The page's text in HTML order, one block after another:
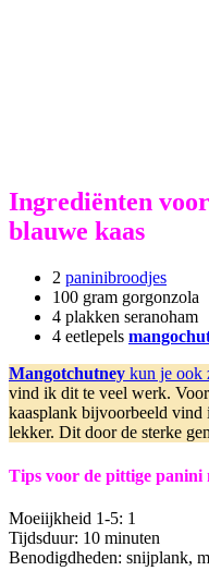
Ingrediënten
blauwe kaas
2 paninibroodjes
100 gram gorgonzola
4 plakken seranoham
4 eetlepels
Mangotchutney kun je ook
vind ik dit te veel werk.
kaasplank bijvoorbeeld vind
lekker. Dit door de sterke
Tips voor de pittige panini
Moeiijkheid 1-5: 1
Tijdsduur: 10 minuten
Benodigdheden: snijplank,